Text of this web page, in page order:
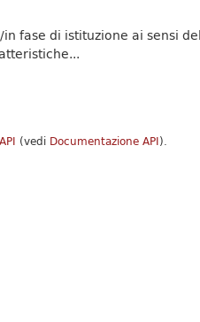
fase di istituzione ai sensi
API (vedi Documentazione API).